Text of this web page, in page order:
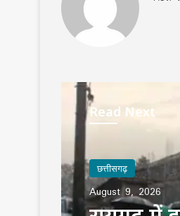
Read Next
छत्तीसगढ़
August 9, 2026